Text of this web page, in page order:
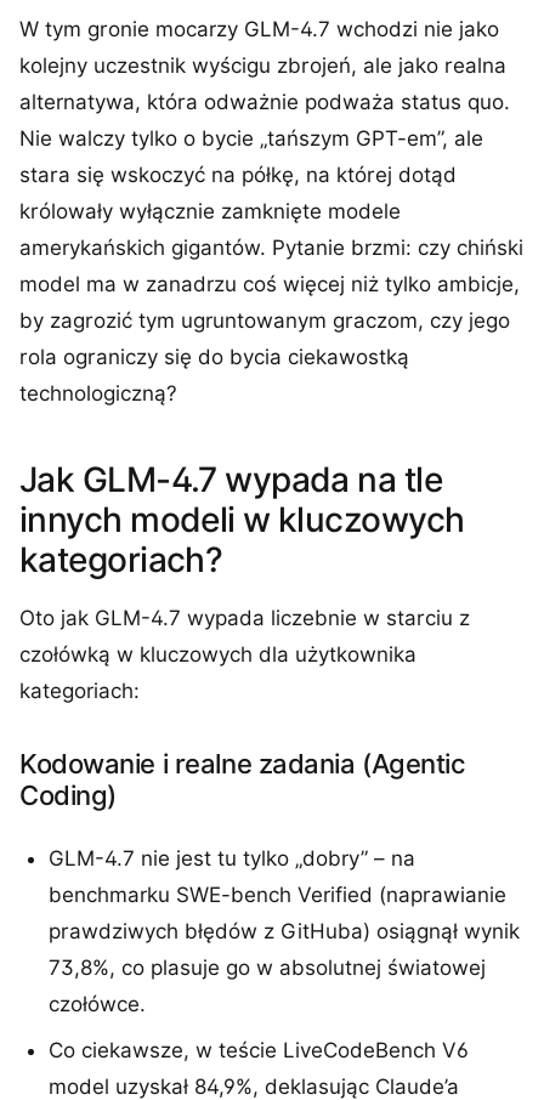
W tym gronie mocarzy GLM-4.7 wchodzi nie jako
kolejny uczestnik wyścigu zbrojeń, ale jako realna
alternatywa, która odważnie podważa status quo.
Nie walczy tylko o bycie „tańszym GPT-em”, ale
stara się wskoczyć na półkę, na której dotąd
królowały wyłącznie zamknięte modele
amerykańskich gigantów. Pytanie brzmi: czy chiński
model ma w zanadrzu coś więcej niż tylko ambicje,
by zagrozić tym ugruntowanym graczom, czy jego
rola ograniczy się do bycia ciekawostką
technologiczną?
Jak GLM-4.7 wypada na tle
innych modeli w kluczowych
kategoriach?
Oto jak GLM-4.7 wypada liczebnie w starciu z
czołówką w kluczowych dla użytkownika
kategoriach:
Kodowanie i realne zadania (Agentic
Coding)
GLM-4.7 nie jest tu tylko „dobry” – na
benchmarku SWE-bench Verified (naprawianie
prawdziwych błędów z GitHuba) osiągnął wynik
73,8%, co plasuje go w absolutnej światowej
czołówce.
Co ciekawsze, w teście LiveCodeBench V6
model uzyskał 84,9%, deklasując Claude’a